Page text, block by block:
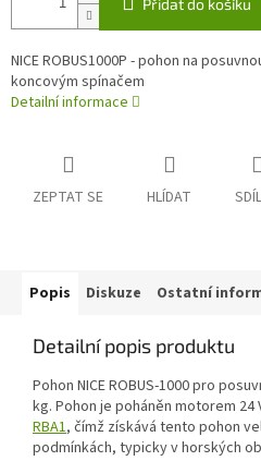
Přidat do košíku
NICE ROBUS1000P - pohon na
koncovým spínačem
Detailní informace
ZEPTAT SE HLÍDAT
Popis Diskuze Ostatní
Detailní popis produktu
Pohon NICE ROBUS-1000 pro
kg. Pohon je poháněn motorem 24
RBA1, čímž získává tento pohon
podmínkách, typicky v horských